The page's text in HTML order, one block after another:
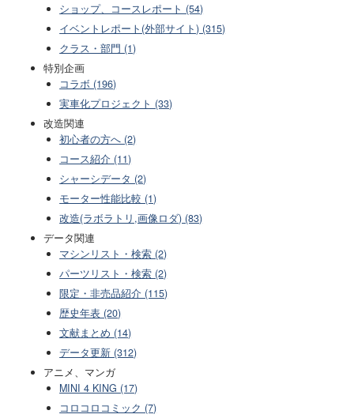
ショップ、コースレポート (54)
イベントレポート(外部サイト) (315)
クラス・部門 (1)
特別企画
コラボ (196)
実車化プロジェクト (33)
改造関連
初心者の方へ (2)
コース紹介 (11)
シャーシデータ (2)
モーター性能比較 (1)
改造(ラボラトリ,画像ロダ) (83)
データ関連
マシンリスト・検索 (2)
パーツリスト・検索 (2)
限定・非売品紹介 (115)
歴史年表 (20)
文献まとめ (14)
データ更新 (312)
アニメ、マンガ
MINI 4 KING (17)
コロコロコミック (7)